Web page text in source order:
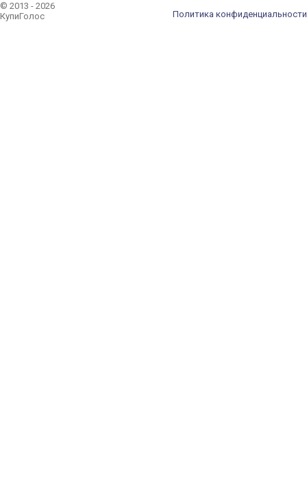
© 2013 - 2026
КупиГолос
Политика конфиденциальности